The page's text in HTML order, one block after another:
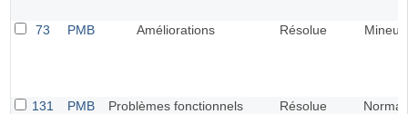
73 PMB Améliorations Résolue Mineur
131 PMB Problèmes fonctionnels Résolue Normal